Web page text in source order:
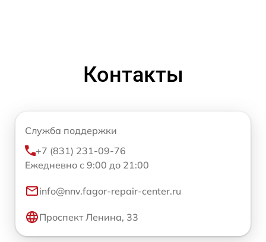
Контакты
Служба поддержки
+7 (831) 231-09-76
Ежедневно с 9:00 до 21:00
info@nnv.fagor-repair-center.ru
Проспект Ленина, 33